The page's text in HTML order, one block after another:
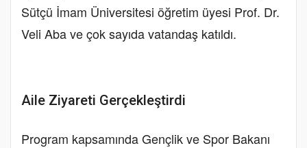
Sütçü İmam Üniversitesi öğretim üyesi Prof. Dr.
Veli Aba ve çok sayıda vatandaş katıldı.
Aile Ziyareti Gerçekleştirdi
Program kapsamında Gençlik ve Spor Bakanı